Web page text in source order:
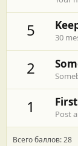
5 30
2
1 Post
Всего баллов: 28